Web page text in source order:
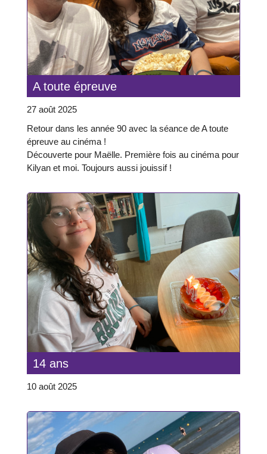
A toute épreuve
27 août 2025
Retour dans les année 90 avec la séance de A toute
épreuve au cinéma !
Découverte pour Maëlle. Première fois au cinéma pour
Kilyan et moi. Toujours aussi jouissif !
14 ans
10 août 2025